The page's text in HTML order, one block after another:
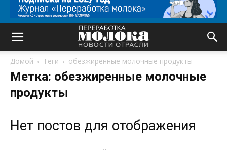
Домой Теги обезжиренные молочные продукты
Метка: обезжиренные молочные
продукты
Нет постов для отображения